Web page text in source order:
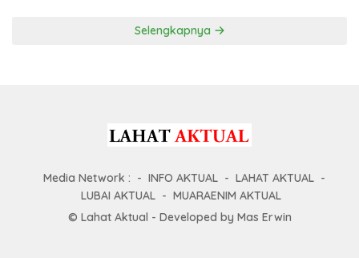
Selengkapnya
Media Network : INFO AKTUAL
LAHAT AKTUAL
LUBAI AKTUAL
MUARAENIM AKTUAL
© Lahat Aktual - Developed by Mas Erwin